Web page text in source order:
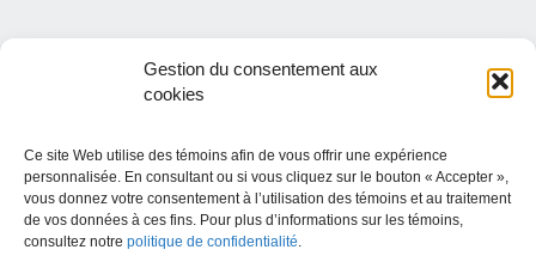
Gestion du consentement aux
cookies
Ce site Web utilise des témoins afin de vous offrir une expérience
personnalisée. En consultant ou si vous cliquez sur le bouton « Accepter »,
vous donnez votre consentement à l’utilisation des témoins et au traitement
de vos données à ces fins. Pour plus d’informations sur les témoins,
consultez notre politique de confidentialité.
Liens utiles
Carrières